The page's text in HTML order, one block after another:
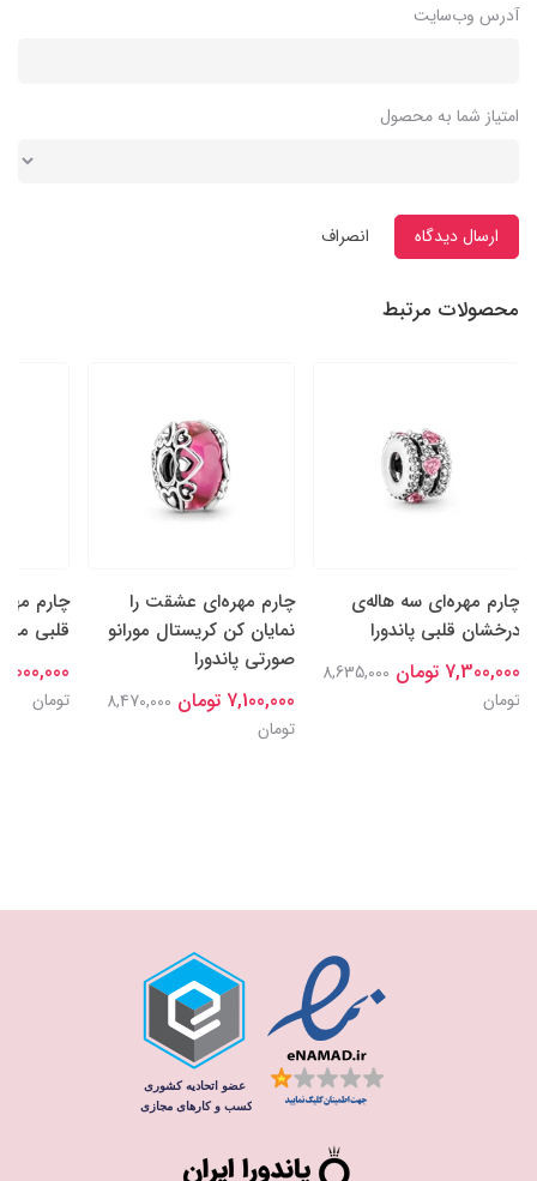
آدرس وب‌سایت
امتیاز شما به محصول
ارسال دیدگاه انصراف
محصولات مرتبط
چارم مهره‌ای سه هاله‌ی
درخشان قلبی پاندورا
7,300,000 تومان
8,635,000
تومان
چارم مهره‌ای عشقت را
نمایان کن کریستال مورانو
صورتی پاندورا
7,100,000 تومان
8,470,000
تومان
چارم
قلبی
7,000,000
تومان